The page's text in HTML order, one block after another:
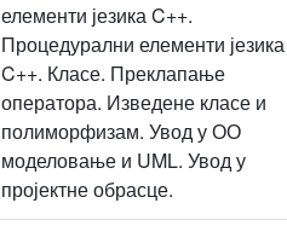
елементи језика C++.
Процедурални елементи језика
C++. Класе. Преклапање
оператора. Изведене класе и
полиморфизам. Увод у ОО
моделовање и UML. Увод у
пројектне обрасце.